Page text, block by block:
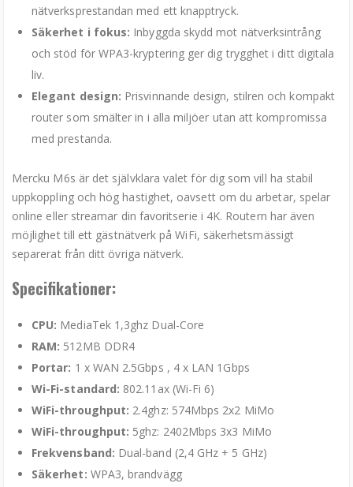
nätverksprestandan med ett knapptryck.
Säkerhet i fokus: Inbyggda skydd mot nätverksintrång
och stöd för WPA3-kryptering ger dig trygghet i ditt digitala
liv.
Elegant design: Prisvinnande design, stilren och kompakt
router som smälter in i alla miljöer utan att kompromissa
med prestanda.
Mercku M6s är det självklara valet för dig som vill ha stabil
uppkoppling och hög hastighet, oavsett om du arbetar, spelar
online eller streamar din favoritserie i 4K. Routern har även
möjlighet till ett gästnätverk på WiFi, säkerhetsmässigt
separerat från ditt övriga nätverk.
Specifikationer:
CPU: MediaTek 1,3ghz Dual-Core
RAM: 512MB DDR4
Portar: 1 x WAN 2.5Gbps , 4 x LAN 1Gbps
Wi-Fi-standard: 802.11ax (Wi-Fi 6)
WiFi-throughput: 2.4ghz: 574Mbps 2x2 MiMo
WiFi-throughput: 5ghz: 2402Mbps 3x3 MiMo
Frekvensband: Dual-band (2,4 GHz + 5 GHz)
Säkerhet: WPA3, brandvägg